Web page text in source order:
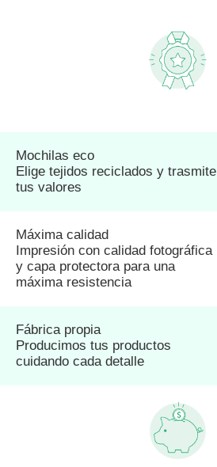
Mochilas eco
Elige tejidos reciclados y trasmite
tus valores
Máxima calidad
Impresión con calidad fotográfica
y capa protectora para una
máxima resistencia
Fábrica propia
Producimos tus productos
cuidando cada detalle